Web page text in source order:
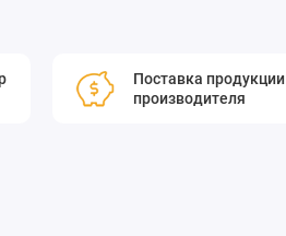
Поставка продукции
производителя